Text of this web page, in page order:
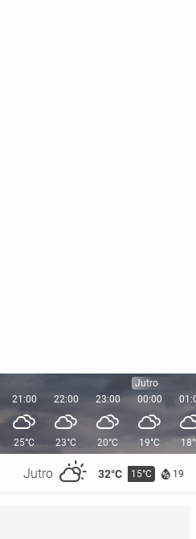
Jutro 32°C 15°C 19
21:00
25°C
22:00
23°C
23:00
20°C
Jutro
00:00
19°C